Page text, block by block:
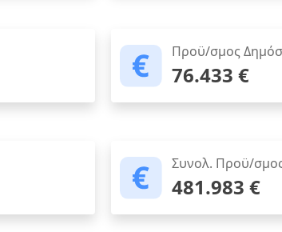
Προϋ/σμος
76.433 €
Συνολ. Προϋ/
481.983 €